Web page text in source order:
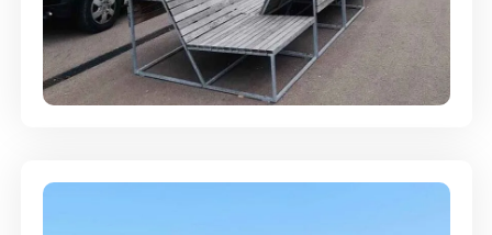
Umzugsreinigung - mit
Abgabegarantie